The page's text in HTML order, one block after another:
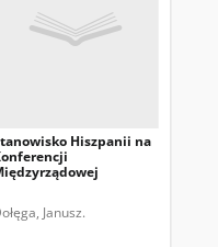
Hiszpanii na
Janusz.